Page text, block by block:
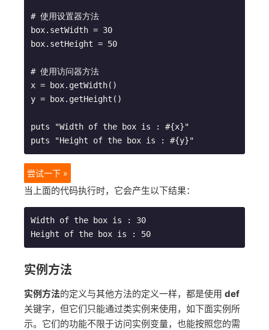
# 使用设置器方法
box.setWidth = 30
box.setHeight = 50
# 使用访问器方法
x = box.getWidth()
y = box.getHeight()
puts "Width of the box is : #{x}"
尝试一下 »
当上面的代码执行时，它会产生以下结果：
Width of the box is : 30
实例方法
实例方法的定义与其他方法的定义一样，都是使用 def
关键字，但它们只能通过类实例来使用，如下面实例所
示。它们的功能不限于访问实例变量，也能按照您的需